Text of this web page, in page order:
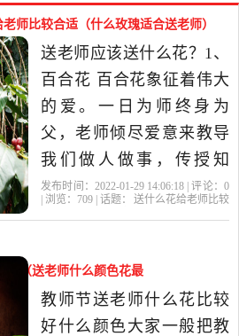
师比较合适（什么玫瑰适合送老师）
送老师应该送什么花？1、
百合花 百合花象征着伟大
的爱。一日为师终身为
父，老师倾尽爱意来教导
我们做人做事，传授知
识，是值得尊敬和感恩
纯真的感谢之情。 2、康乃
馨 康乃馨通常是送给妈妈
的，老师也就像是我们的
发布时间：2022-01-29 14:06:18 | 评论： 0
| 浏览： 709 | 话题：
送什么花给老师比较
好（送老师什么颜色花最
教师节送老师什么花比较
好什么颜色大家一般把教